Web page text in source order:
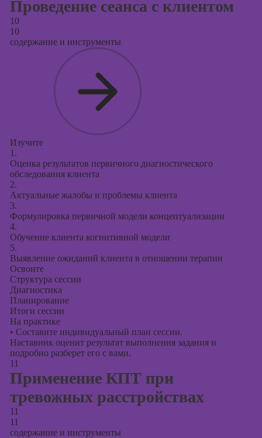
Проведение сеанса с клиентом
10
10
содержание и инструменты
Изучите
1.
Оценка результатов первичного диагностического
обследования клиента
2.
Актуальные жалобы и проблемы клиента
3.
Формулировка первичной модели концептуализации
4.
Обучение клиента когнитивной модели
5.
Выявление ожиданий клиента в отношении терапии
Освоите
Структура сессии
Диагностика
Планирование
Итоги сессии
На практике
• Составите индивидуальный план сессии.
Наставник оценит результат выполнения задания и
подробно разберет его с вами.
11
Применение КПТ при
тревожных расстройствах
11
11
содержание и инструменты